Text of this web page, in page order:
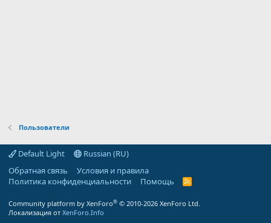
Пользователи
Default Light
Russian (RU)
Обратная связь
Условия и правила
Политика конфиденциальности
Помощь
R
Community platform by XenForo® © 2010-2026 XenForo Ltd.
Локализация от XenForo.Info